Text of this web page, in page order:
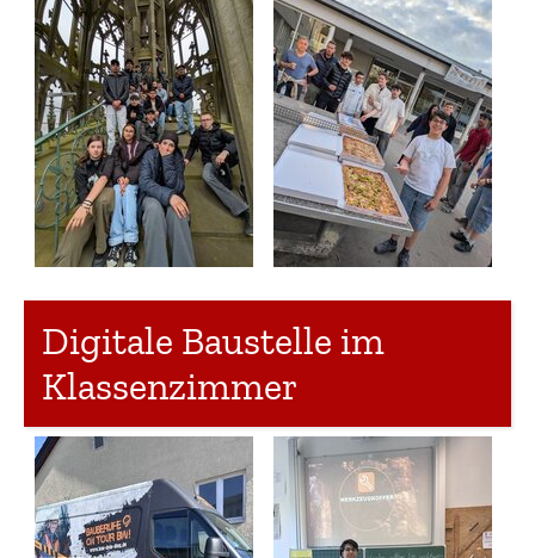
Digitale Baustelle im
Klassenzimmer